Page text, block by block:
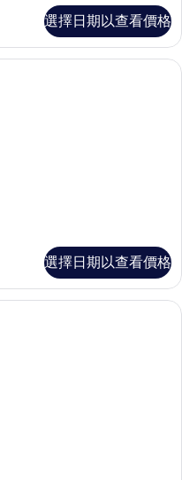
選擇日期以查看價格
吧、客房內保險箱、書桌、筆電
選擇日期以查看價格
(Romantic) | 迷你吧、客房內保